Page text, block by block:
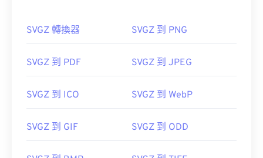
SVGZ 轉換器 SVGZ 到 PNG
SVGZ 到 PDF SVGZ 到 JPEG
SVGZ 到 ICO SVGZ 到 WebP
SVGZ 到 GIF SVGZ 到 ODD